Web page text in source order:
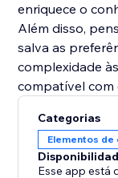
enriquece o
Além disso,
salva as
complexidade
compatível com
fácil de usar do
navegadores
futuro das
Categorias
Elementos de
Esse app está